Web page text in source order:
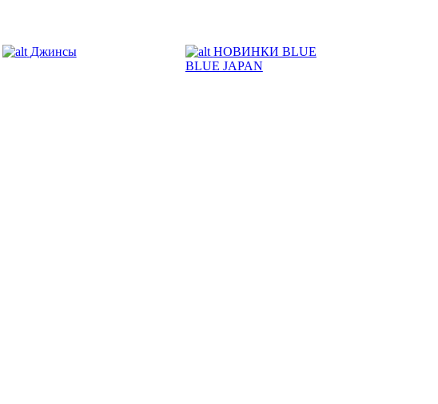
Джинсы
НОВИНКИ BLUE
BLUE JAPAN